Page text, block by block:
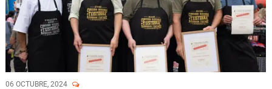
06 OCTUBRE, 2024